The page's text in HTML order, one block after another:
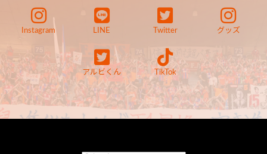
Instagram LINE Twitter グッズ
アルビくん TikTok